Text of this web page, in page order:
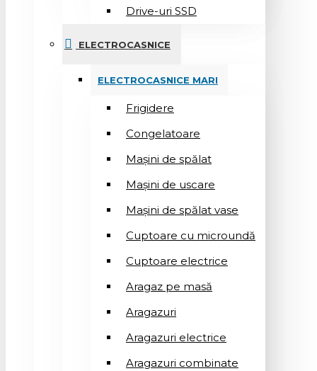
Drive-uri SSD
ELECTROCASNICE
ELECTROCASNICE MARI
Frigidere
Congelatoare
Mașini de spălat
Mașini de uscare
Mașini de spălat vase
Cuptoare cu microundă
Cuptoare electrice
Aragaz pe masă
Aragazuri
Aragazuri electrice
Aragazuri combinate